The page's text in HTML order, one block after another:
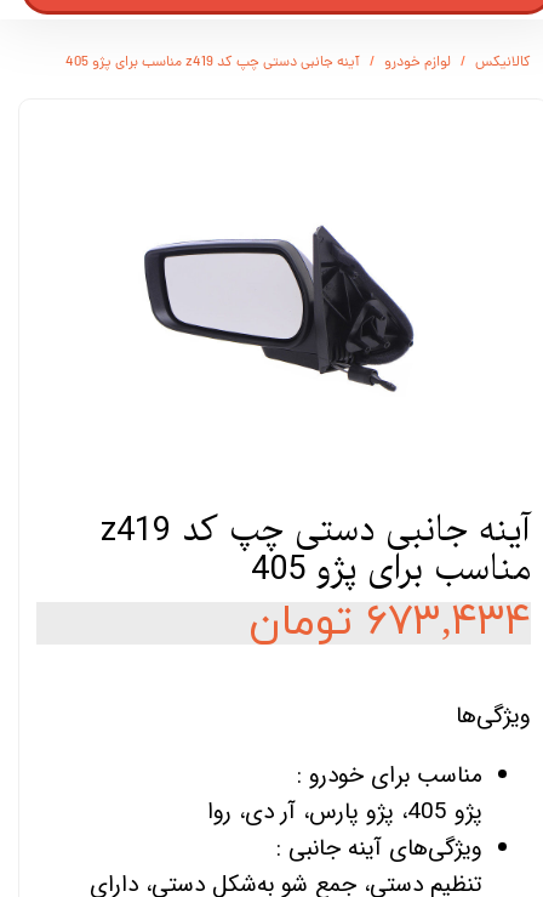
کالانیکس لوازم خودرو آینه جانبی دستی چپ کد z419 مناسب برای پژو 405
آینه جانبی دستی چپ کد z419
مناسب برای پژو 405
۶۷۳,۴۳۴ تومان
ویژگی‌ها
مناسب برای خودرو :
پژو 405، پژو پارس، آر دی، روا
ویژگی‌های آینه جانبی :
تنظیم دستی، جمع شو به‌شکل دستی، دارای